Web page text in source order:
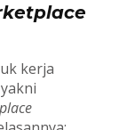
kerja
yakni